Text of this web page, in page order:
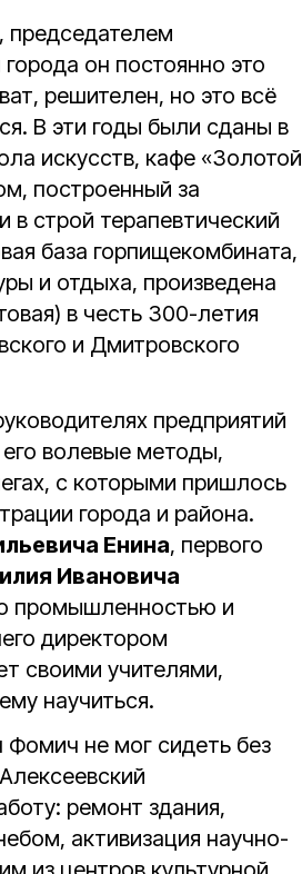
председателем
он постоянно это
решителен, но это всё
В эти годы были сданы в
искусств, кафе «Золотой
построенный за
строй терапевтический
база горпищекомбината,
и отдыха, произведена
в честь 300-летия
и Дмитровского
предприятий
его волевые методы,
с которыми пришлось
города и района.
Енина, первого
Ивановича
промышленностью и
директором
своими учителями,
научиться.
не мог сидеть без
ремонт здания,
активизация научно-